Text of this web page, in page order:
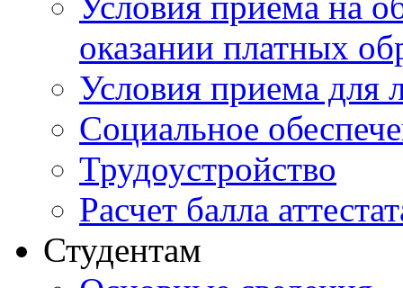
оказании платных
Условия приема для
Социальное
Трудоустройство
Расчет балла
Студентам